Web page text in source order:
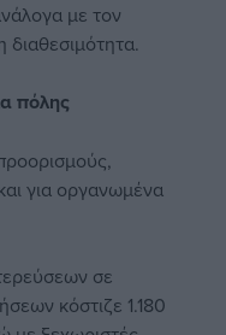
με τον
διαθεσιμότητα.
πόλης
για οργανωμένα
σε
κόστιζε 1.180